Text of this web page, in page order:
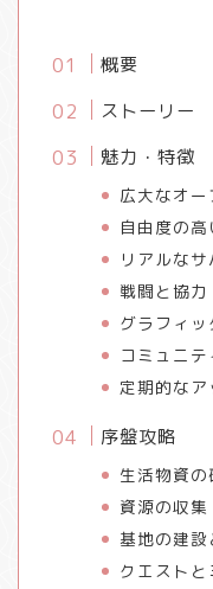
概要
ストーリー
魅力・特徴
広大なオー
自由度の
リアルな
戦闘と協力
グラフィッ
コミュニ
定期的な
序盤攻略
生活物資の
資源の収集
基地の建設
クエスト